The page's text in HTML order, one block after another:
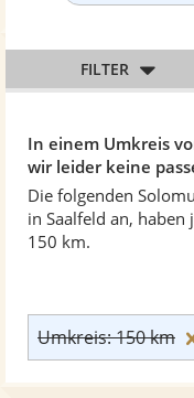
In einem Umkreis
wir leider keine
Die folgenden
in Saalfeld an,
150 km.
Umkreis: 150 km
FILTER